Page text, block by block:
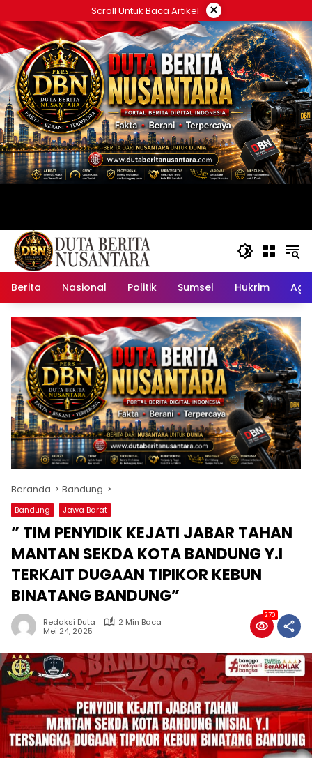
ke
konten
Scroll Untuk Baca Artikel ×
Berita Nasional Politik Sumsel Hukrim
Beranda Bandung
Bandung Jawa Barat
” TIM PENYIDIK KEJATI JABAR TAHAN
MANTAN SEKDA KOTA BANDUNG Y.I
TERKAIT DUGAAN TIPIKOR KEBUN
BINATANG BANDUNG”
Redaksi Duta
2 Min Baca
Mei 24, 2025
270